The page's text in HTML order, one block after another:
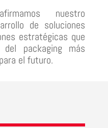
nuestro
de soluciones
estratégicas que
packaging más
el futuro.